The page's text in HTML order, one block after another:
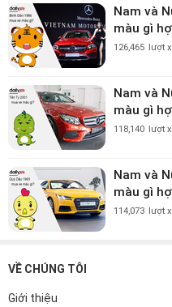
Nam và
màu gì
126,465 lượt
Nam và
màu gì
118,140 lượt
Nam và
màu gì
114,073 lượt
VỀ CHÚNG TÔI
Giới thiệu